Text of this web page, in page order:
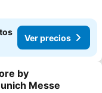
Ver precios
favoritos
by
Messe